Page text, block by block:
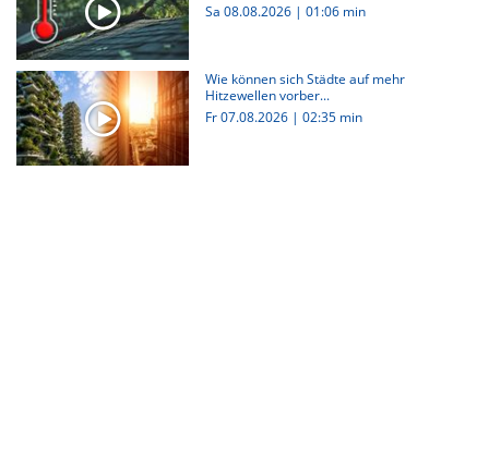
Sa 08.08.2026 | 01:06 min
Wie können sich Städte auf mehr
Hitzewellen vorber...
Fr 07.08.2026 | 02:35 min